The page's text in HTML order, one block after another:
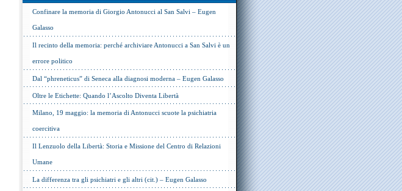
Confinare la memoria di Giorgio Antonucci al San Salvi – Eugen
Galasso
Il recinto della memoria: perché archiviare Antonucci a San Salvi è un
errore politico
Dal “phreneticus” di Seneca alla diagnosi moderna – Eugen Galasso
Oltre le Etichette: Quando l’Ascolto Diventa Libertà
Milano, 19 maggio: la memoria di Antonucci scuote la psichiatria
coercitiva
Il Lenzuolo della Libertà: Storia e Missione del Centro di Relazioni
Umane
La differenza tra gli psichiatri e gli altri (cit.) – Eugen Galasso